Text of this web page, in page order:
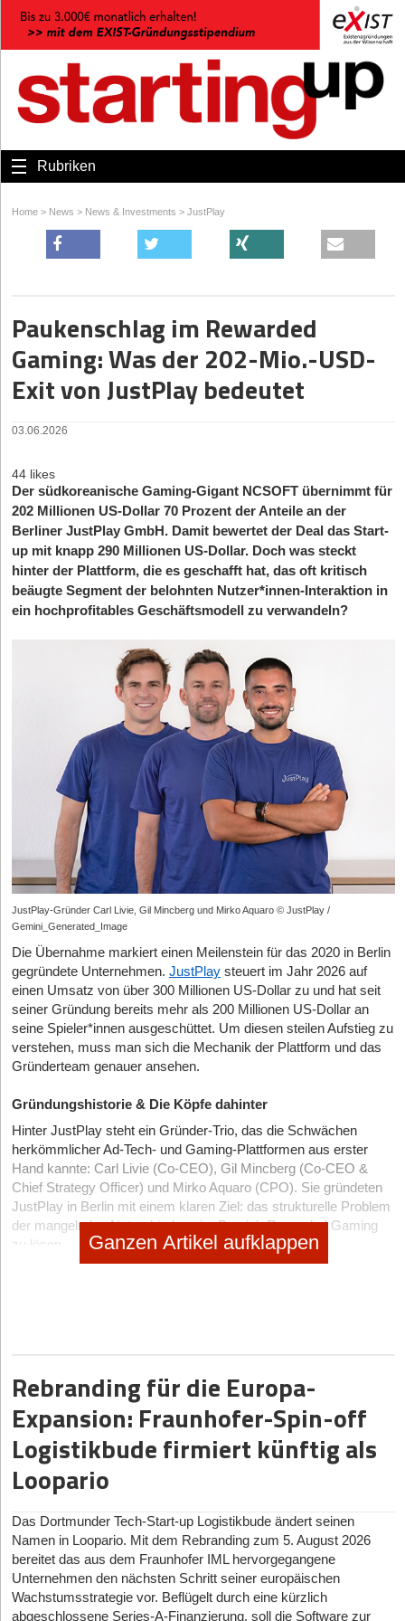
Rubriken
Home > News > News & Investments > JustPlay
Paukenschlag im Rewarded
Gaming: Was der 202-Mio.-USD-
Exit von JustPlay bedeutet
03.06.2026
44 likes
Der südkoreanische Gaming-Gigant NCSOFT übernimmt für
202 Millionen US-Dollar 70 Prozent der Anteile an der
Berliner JustPlay GmbH. Damit bewertet der Deal das Start-
up mit knapp 290 Millionen US-Dollar. Doch was steckt
hinter der Plattform, die es geschafft hat, das oft kritisch
beäugte Segment der belohnten Nutzer*innen-Interaktion in
ein hochprofitables Geschäftsmodell zu verwandeln?
JustPlay-Gründer Carl Livie, Gil Mincberg und Mirko Aquaro © JustPlay /
Gemini_Generated_Image
Die Übernahme markiert einen Meilenstein für das 2020 in Berlin
gegründete Unternehmen. JustPlay steuert im Jahr 2026 auf
einen Umsatz von über 300 Millionen US-Dollar zu und hat seit
seiner Gründung bereits mehr als 200 Millionen US-Dollar an
seine Spieler*innen ausgeschüttet. Um diesen steilen Aufstieg zu
verstehen, muss man sich die Mechanik der Plattform und das
Gründerteam genauer ansehen.
Gründungshistorie & Die Köpfe dahinter
Hinter JustPlay steht ein Gründer-Trio, das die Schwächen
herkömmlicher Ad-Tech- und Gaming-Plattformen aus erster
Hand kannte: Carl Livie (Co-CEO), Gil Mincberg (Co-CEO &
Chief Strategy Officer) und Mirko Aquaro (CPO). Sie gründeten
JustPlay in Berlin mit einem klaren Ziel: das strukturelle Problem
der mangelnden Nutzerbindung im Bereich Rewarded Gaming
zu lösen.
Abhängigkeit von externen Werbebudgets unweigerlich zu
schwankenden Auszahlungen führte – was das Vertrauen der
Nutzer*innen nachhaltig zerstörte.
Das Geschäftsmodell kritisch hinterfragt: Alles aus einer
Hand
klassischen Anbieter*innen liegt in der vertikalen Integration: Das
Start-up besitzt und betreibt sowohl das eigene Rewarding-
Ökosystem als auch die Spiele, für die die Nutzer*innen belohnt
werden.
Die Monetarisierungs-Schleife:
Da JustPlay Eigentümer der
Ganzen Artikel aufklappen
Rebranding für die Europa-
Expansion: Fraunhofer-Spin-off
Logistikbude firmiert künftig als
Loopario
Das Dortmunder Tech-Start-up Logistikbude ändert seinen
Namen in Loopario. Mit dem Rebranding zum 5. August 2026
bereitet das aus dem Fraunhofer IML hervorgegangene
Unternehmen den nächsten Schritt seiner europäischen
Wachstumsstrategie vor. Beflügelt durch eine kürzlich
abgeschlossene Series-A-Finanzierung, soll die Software zur